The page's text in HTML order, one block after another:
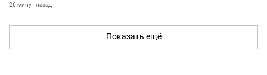
26 минут назад
Показать ещё